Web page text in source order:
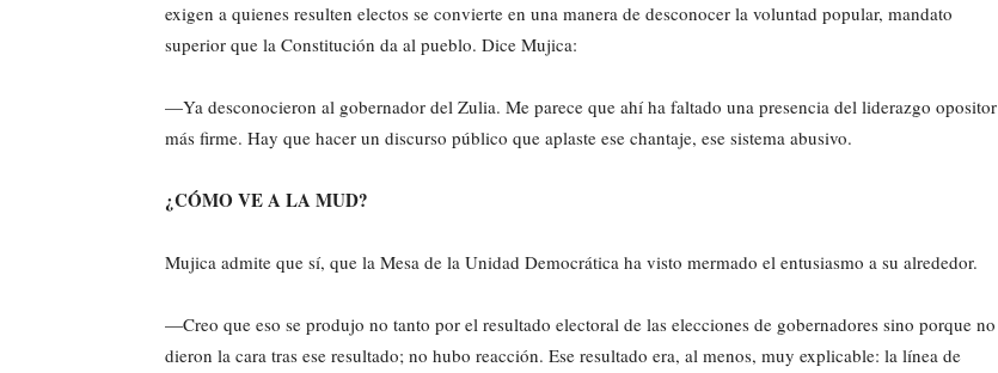
exigen a quienes resulten electos se convierte en una manera de desconocer la voluntad popular, mandato
superior que la Constitución da al pueblo. Dice Mujica:
—Ya desconocieron al gobernador del Zulia. Me parece que ahí ha faltado una presencia del liderazgo opositor
más firme. Hay que hacer un discurso público que aplaste ese chantaje, ese sistema abusivo.
¿CÓMO VE A LA MUD?
Mujica admite que sí, que la Mesa de la Unidad Democrática ha visto mermado el entusiasmo a su alrededor.
—Creo que eso se produjo no tanto por el resultado electoral de las elecciones de gobernadores sino porque no
dieron la cara tras ese resultado; no hubo reacción. Ese resultado era, al menos, muy explicable: la línea de